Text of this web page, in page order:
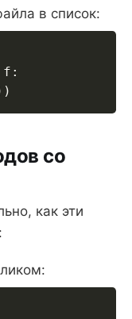
в список:
f :
)
со
как эти